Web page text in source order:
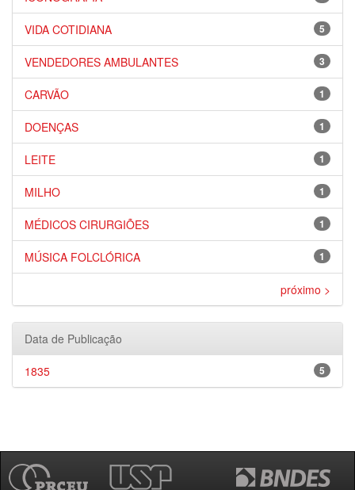
5
VIDA COTIDIANA
3
VENDEDORES AMBULANTES
1
CARVÃO
1
DOENÇAS
1
LEITE
1
MILHO
1
MÉDICOS CIRURGIÕES
1
MÚSICA FOLCLÓRICA
próximo >
Data de Publicação
5
1835